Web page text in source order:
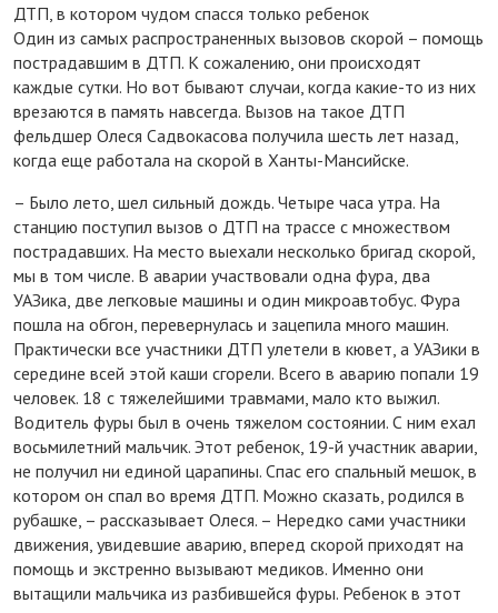
ДТП, в котором чудом спасся только ребенок
Один из самых распространенных вызовов скорой – помощь
пострадавшим в ДТП. К сожалению, они происходят
каждые сутки. Но вот бывают случаи, когда какие-то из них
врезаются в память навсегда. Вызов на такое ДТП
фельдшер Олеся Садвокасова получила шесть лет назад,
когда еще работала на скорой в Ханты-Мансийске.
– Было лето, шел сильный дождь. Четыре часа утра. На
станцию поступил вызов о ДТП на трассе с множеством
пострадавших. На место выехали несколько бригад скорой,
мы в том числе. В аварии участвовали одна фура, два
УАЗика, две легковые машины и один микроавтобус. Фура
пошла на обгон, перевернулась и зацепила много машин.
Практически все участники ДТП улетели в кювет, а УАЗики в
середине всей этой каши сгорели. Всего в аварию попали 19
человек. 18 с тяжелейшими травмами, мало кто выжил.
Водитель фуры был в очень тяжелом состоянии. С ним ехал
восьмилетний мальчик. Этот ребенок, 19-й участник аварии,
не получил ни единой царапины. Спас его спальный мешок, в
котором он спал во время ДТП. Можно сказать, родился в
рубашке, – рассказывает Олеся. – Нередко сами участники
движения, увидевшие аварию, вперед скорой приходят на
помощь и экстренно вызывают медиков. Именно они
вытащили мальчика из разбившейся фуры. Ребенок в этот